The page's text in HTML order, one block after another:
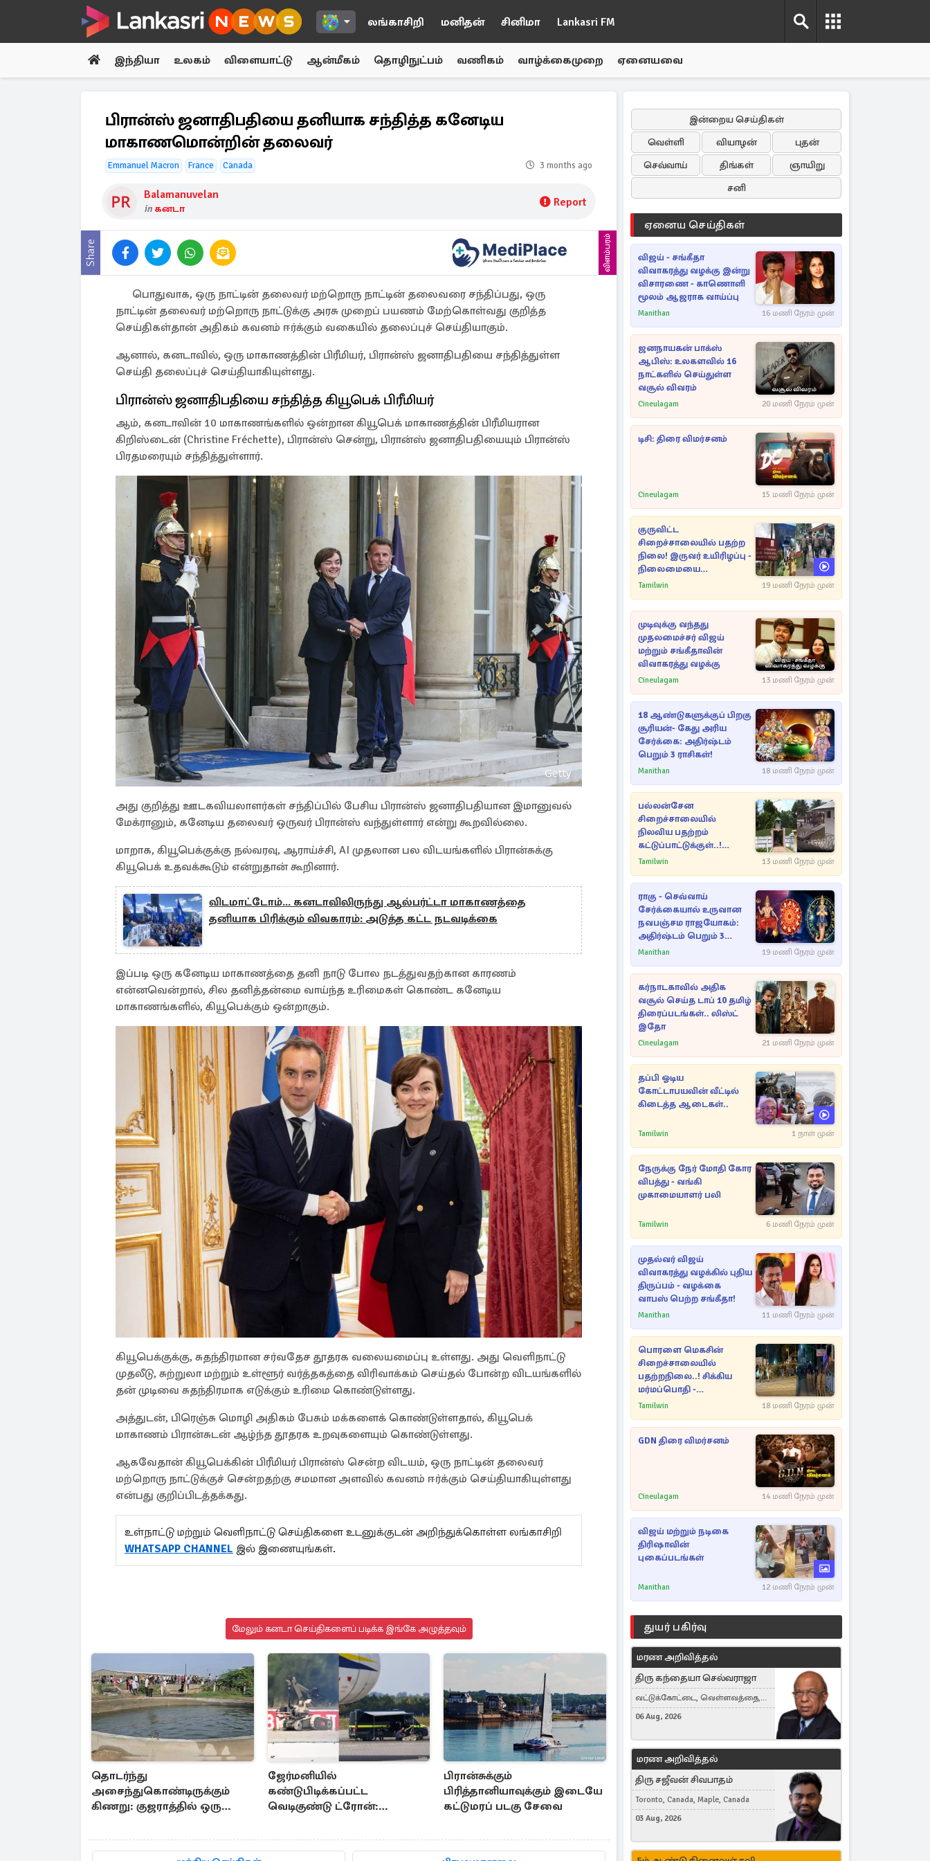
லங்காசிறி மனிதன் சினிமா Lankasri FM
இந்தியா உலகம் விளையாட்டு ஆன்மீகம் தொழிநுட்பம் வணிகம் வாழ்க்கைமுறை ஏனையவை
பிரான்ஸ் ஜனாதிபதியை தனியாக சந்தித்த கனேடிய
மாகாணமொன்றின் தலைவர்
Emmanuel Macron France Canada 3 months ago
Balamanuvelan
in கனடா Report
Share விளம்பரம்
பொதுவாக, ஒரு நாட்டின் தலைவர் மற்றொரு நாட்டின் தலைவரை சந்திப்பது, ஒரு
நாட்டின் தலைவர் மற்றொரு நாட்டுக்கு அரசு முறைப் பயணம் மேற்கொள்வது குறித்த
செய்திகள்தான் அதிகம் கவனம் ஈர்க்கும் வகையில் தலைப்புச் செய்தியாகும்.
ஆனால், கனடாவில், ஒரு மாகாணத்தின் பிரீமியர், பிரான்ஸ் ஜனாதிபதியை சந்தித்துள்ள
செய்தி தலைப்புச் செய்தியாகியுள்ளது.
பிரான்ஸ் ஜனாதிபதியை சந்தித்த கியூபெக் பிரீமியர்
ஆம், கனடாவின் 10 மாகாணங்களில் ஒன்றான கியூபெக் மாகாணத்தின் பிரீமியரான
கிறிஸ்டைன் (Christine Fréchette), பிரான்ஸ் சென்று, பிரான்ஸ் ஜனாதிபதியையும் பிரான்ஸ்
பிரதமரையும் சந்தித்துள்ளார்.
அது குறித்து ஊடகவியலாளர்கள் சந்திப்பில் பேசிய பிரான்ஸ் ஜனாதிபதியான இமானுவல்
மேக்ரானும், கனேடிய தலைவர் ஒருவர் பிரான்ஸ் வந்துள்ளார் என்று கூறவில்லை.
மாறாக, கியூபெக்குக்கு நல்வரவு, ஆராய்ச்சி, AI முதலான பல விடயங்களில் பிரான்சுக்கு
கியூபெக் உதவக்கூடும் என்றுதான் கூறினார்.
விடமாட்டோம்... கனடாவிலிருந்து ஆல்பர்ட்டா மாகாணத்தை
தனியாக பிரிக்கும் விவகாரம்: அடுத்த கட்ட நடவடிக்கை
இப்படி ஒரு கனேடிய மாகாணத்தை தனி நாடு போல நடத்துவதற்கான காரணம்
என்னவென்றால், சில தனித்தன்மை வாய்ந்த உரிமைகள் கொண்ட கனேடிய
மாகாணங்களில், கியூபெக்கும் ஒன்றாகும்.
கியூபெக்குக்கு, சுதந்திரமான சர்வதேச தூதரக வலையமைப்பு உள்ளது. அது வெளிநாட்டு
முதலீடு, சுற்றுலா மற்றும் உள்ளூர் வர்த்தகத்தை விரிவாக்கம் செய்தல் போன்ற விடயங்களில்
தன் முடிவை சுதந்திரமாக எடுக்கும் உரிமை கொண்டுள்ளது.
அத்துடன், பிரெஞ்சு மொழி அதிகம் பேசும் மக்களைக் கொண்டுள்ளதால், கியூபெக்
மாகாணம் பிரான்சுடன் ஆழ்ந்த தூதரக உறவுகளையும் கொண்டுள்ளது.
ஆகவேதான் கியூபெக்கின் பிரீமியர் பிரான்ஸ் சென்ற விடயம், ஒரு நாட்டின் தலைவர்
மற்றொரு நாட்டுக்குச் சென்றதற்கு சமமான அளவில் கவனம் ஈர்க்கும் செய்தியாகியுள்ளது
என்பது குறிப்பிடத்தக்கது.
உள்நாட்டு மற்றும் வெளிநாட்டு செய்திகளை உடனுக்குடன் அறிந்துக்கொள்ள லங்காசிறி
WHATSAPP CHANNEL இல் இணையுங்கள்.
மேலும் கனடா செய்திகளைப் படிக்க இங்கே அழுத்தவும்
தொடர்ந்து
அசைந்துகொண்டிருக்கும்
கிணறு: குஜராத்தில் ஒரு
ஜேர்மனியில்
கண்டுபிடிக்கப்பட்ட
வெடிகுண்டு ட்ரோன்:
எச்சரிக்கை
பிரான்சுக்கும்
பிரித்தானியாவுக்கும் இடையே
கட்டுமரப் படகு சேவை
இன்றைய செய்திகள்
வெள்ளி
வியாழன்
புதன்
செவ்வாய்
திங்கள்
ஞாயிறு
சனி
ஏனைய செய்திகள்
விஜய் - சங்கீதா
விவாகரத்து வழக்கு இன்று
விசாரணை - காணொளி
மூலம் ஆஜராக வாய்ப்பு
Manithan 16 மணி நேரம் முன்
ஜனநாயகன் பாக்ஸ்
ஆபிஸ்: உலகளவில் 16
நாட்களில் செய்துள்ள
வசூல் விவரம்
Cineulagam 20 மணி நேரம் முன்
டிசி: திரை விமர்சனம்
Cineulagam 15 மணி நேரம் முன்
குருவிட்ட
சிறைச்சாலையில் பதற்ற
நிலை! இருவர் உயிரிழப்பு -
நிலைமையை
கட்டுப்படுத்த பொலிஸார்
Tamilwin 19 மணி நேரம் முன்
முடிவுக்கு வந்தது
முதலமைச்சர் விஜய்
மற்றும் சங்கீதாவின்
விவாகரத்து வழக்கு
Cineulagam 13 மணி நேரம் முன்
18 ஆண்டுகளுக்குப் பிறகு
சூரியன்- கேது அரிய
சேர்க்கை: அதிர்ஷ்டம்
பெறும் 3 ராசிகள்!
Manithan 18 மணி நேரம் முன்
பல்லன்சேன
சிறைச்சாலையில்
நிலவிய பதற்றம்
கட்டுப்பாட்டுக்குள்..!
அதிரடியாக களமிறங்கிய
Tamilwin 13 மணி நேரம் முன்
ராகு - செவ்வாய்
சேர்க்கையால் உருவான
நவபஞ்சம ராஜயோகம்:
அதிர்ஷ்டம் பெறும் 3
ராசிகள்!
Manithan 19 மணி நேரம் முன்
கர்நாடகாவில் அதிக
வசூல் செய்த டாப் 10 தமிழ்
திரைப்படங்கள்.. லிஸ்ட்
இதோ
Cineulagam 21 மணி நேரம் முன்
தப்பி ஓடிய
கோட்டாபயவின் வீட்டில்
கிடைத்த ஆடைகள்..
Tamilwin 1 நாள் முன்
நேருக்கு நேர் மோதி கோர
விபத்து - வங்கி
முகாமையாளர் பலி
Tamilwin 6 மணி நேரம் முன்
முதல்வர் விஜய்
விவாகரத்து வழக்கில் புதிய
திருப்பம் - வழக்கை
வாபஸ் பெற்ற சங்கீதா!
Manithan 11 மணி நேரம் முன்
பொரளை மெகசின்
சிறைச்சாலையில்
பதற்றநிலை..! சிக்கிய
மர்மப்பொதி -
பின்னணியில் வெளியான
Tamilwin 18 மணி நேரம் முன்
GDN திரை விமர்சனம்
Cineulagam 14 மணி நேரம் முன்
விஜய் மற்றும் நடிகை
திரிஷாவின்
புகைப்படங்கள்
Manithan 12 மணி நேரம் முன்
துயர் பகிர்வு
மரண அறிவித்தல்
திரு கந்தையா செல்வராஜா
வட்டுக்கோட்டை, வெள்ளவத்தை,
Toronto, Canada
06 Aug, 2026
மரண அறிவித்தல்
திரு சஜீவன் சிவபாதம்
Toronto, Canada, Maple, Canada
03 Aug, 2026